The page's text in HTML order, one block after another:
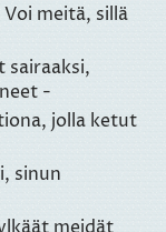
meitä, sillä
sairaaksi,
-
jolla ketut
sinun